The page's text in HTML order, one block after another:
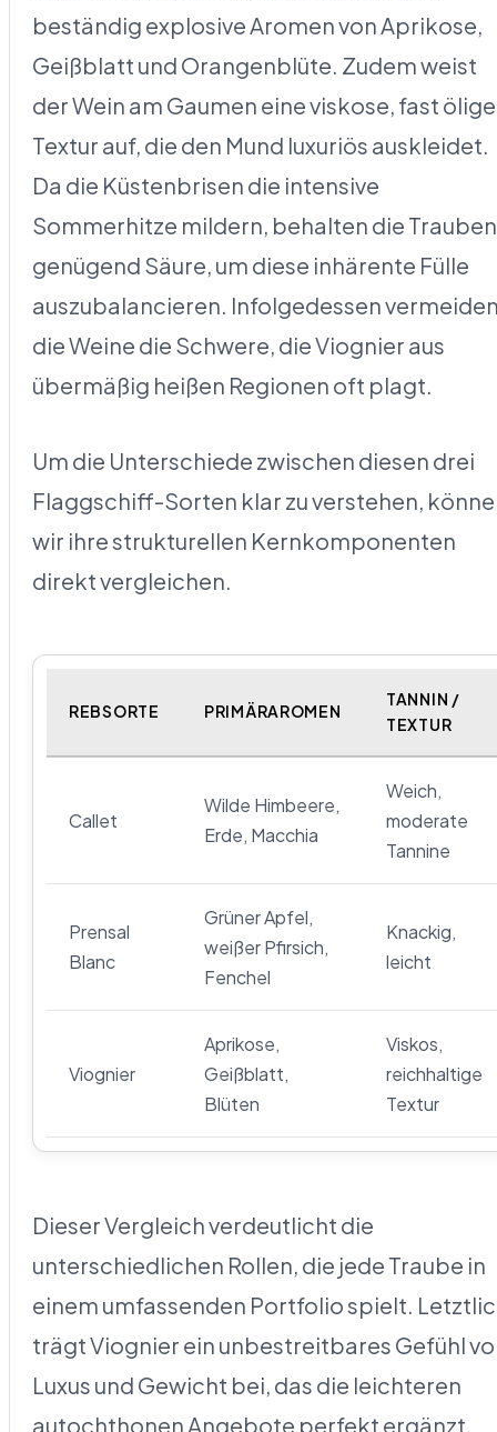
beständig explosive Aromen von Aprikose,
Geißblatt und Orangenblüte. Zudem weist
der Wein am Gaumen eine viskose, fast ölige
Textur auf, die den Mund luxuriös auskleidet.
Da die Küstenbrisen die intensive
Sommerhitze mildern, behalten die Trauben
genügend Säure, um diese inhärente Fülle
auszubalancieren. Infolgedessen
die Weine die Schwere, die Viognier aus
übermäßig heißen Regionen oft plagt.
Um die Unterschiede zwischen diesen drei
Flaggschiff-Sorten klar zu verstehen,
wir ihre strukturellen Kernkomponenten
direkt vergleichen.
REBSORTE PRIMÄRAROMEN
TANNIN /
TEXTUR
Callet
Wilde Himbeere,
Erde, Macchia
Weich,
moderate
Tannine
Prensal
Blanc
Grüner Apfel,
weißer Pfirsich,
Fenchel
Knackig,
leicht
Viognier
Aprikose,
Geißblatt,
Blüten
Viskos,
reichhaltige
Textur
Dieser Vergleich verdeutlicht die
unterschiedlichen Rollen, die jede Traube in
einem umfassenden Portfolio spielt.
trägt Viognier ein unbestreitbares Gefühl
Luxus und Gewicht bei, das die leichteren
autochthonen Angebote perfekt ergänzt.